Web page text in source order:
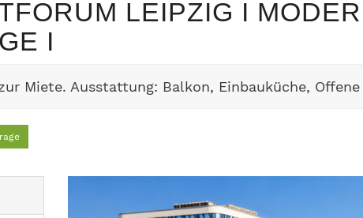
LEIPZIG I
I
Miete. Ausstattung: Balkon, Einbauküche,